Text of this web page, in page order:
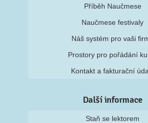
Příběh Naučmese
Naučmese festivaly
Náš systém pro vaši
Prostory pro pořádání
Kontakt a fakturační
Další informace
Staň se lektorem